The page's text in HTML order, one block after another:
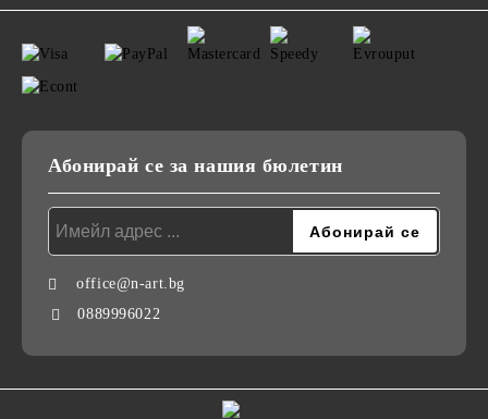
Абонирай се за нашия бюлетин
office@n-art.bg
0889996022